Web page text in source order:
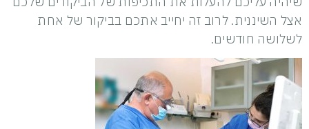
אצל השיננית. לרוב זה יחייב אתכם בביקור של אחת
לשלושה חודשים.